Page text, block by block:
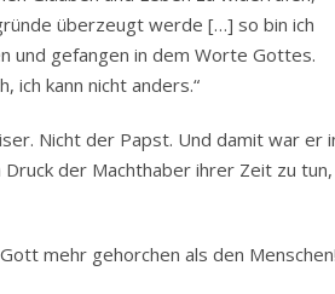
überzeugt werde […] so bin ich
und gefangen in dem Worte Gottes.
ich kann nicht anders.“
Nicht der Papst. Und damit war er
der Machthaber ihrer Zeit zu tun,
mehr gehorchen als den